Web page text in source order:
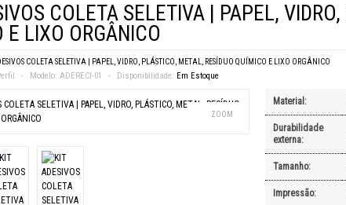
COLETA SELETIVA | PAPEL,
E LIXO ORGÂNICO
COLETA SELETIVA | PAPEL, VIDRO, PLÁSTICO, METAL, RESÍDUO QUÍMICO E LIXO ORGÂNICO
Modelo: ADERECI-01 Disponibilidade: Em Estoque
ZOOM
Material:
Durabilidade
externa:
Tamanho:
Impressão: